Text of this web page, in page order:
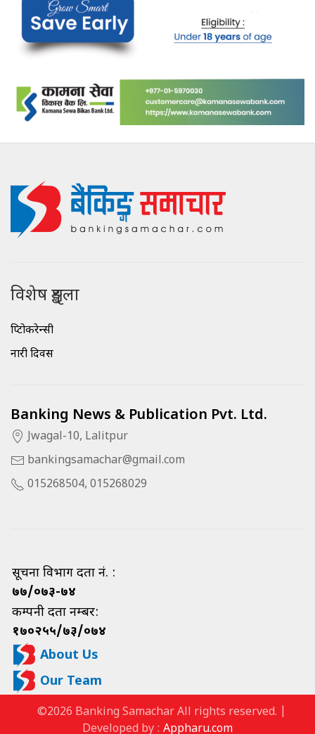
विशेष शृङ्खला
क्रिप्टोकरेन्सी
नारी दिवस
Banking News & Publication Pvt. Ltd.
Jwagal-10, Lalitpur
bankingsamachar@gmail.com
015268504, 015268029
सूचना विभाग दर्ता नं. :
७७/०७३-७४
कम्पनी दर्ता नम्बर:
१७०२५५/७३/०७४
About Us
Our Team
©2026 Banking Samachar All rights reserved. |
Developed by : Appharu.com